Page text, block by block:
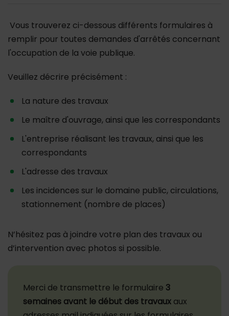
Vous trouverez ci-dessous différents formulaires à
remplir pour toutes demandes d'arrêtés concernant
l'occupation de la voie publique.
Veuillez décrire précisément :
La nature des travaux
Le maître d'ouvrage, ainsi que les correspondants
L'entreprise réalisant les travaux, ainsi que les
correspondants
L'adresse des travaux
Les incidences sur le domaine public, circulations,
stationnement (nombre de places)
N’hésitez pas à joindre votre plan des travaux ou
d’intervention avec photos si possible.
Merci de transmettre le formulaire 3
semaines avant le début des travaux aux